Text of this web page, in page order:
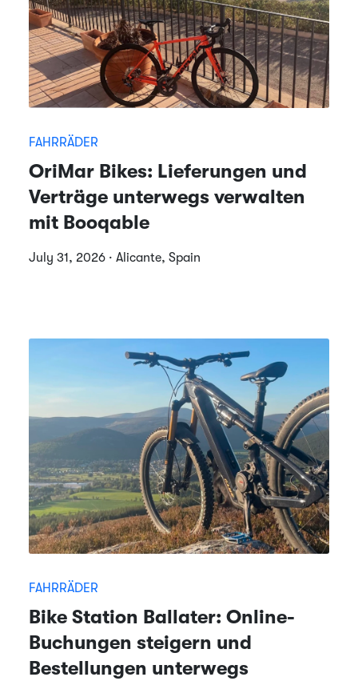
FAHRRÄDER
OriMar Bikes: Lieferungen und
Verträge unterwegs verwalten
mit Booqable
July 31, 2026 · Alicante, Spain
FAHRRÄDER
Bike Station Ballater: Online-
Buchungen steigern und
Bestellungen unterwegs